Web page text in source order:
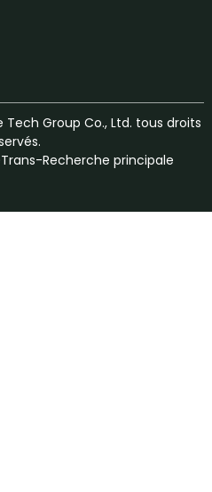
Group Co., Ltd. tous droits
-Recherche principale